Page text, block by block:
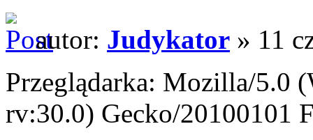
autor: Judykator » 11
Przeglądarka: Mozilla/5.0
rv:30.0) Gecko/20100101